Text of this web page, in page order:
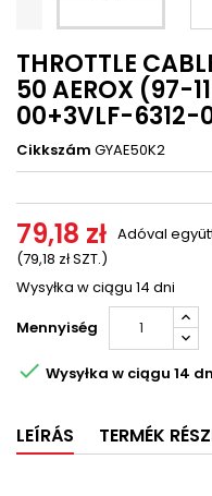
THROTTLE
50 AEROX (97-
00+3VLF-6312-
Cikkszám GYAE50K2
79,18 zł
(79,18 zł SZT.)
Adóval
Wysyłka w ciągu 14 dni
Mennyiség
 Wysyłka w ciągu 14
LEÍRÁS TERMÉK